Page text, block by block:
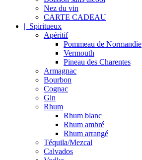
Nez du vin
CARTE CADEAU
| Spiritueux
Apéritif
Pommeau de Normandie
Vermouth
Pineau des Charentes
Armagnac
Bourbon
Cognac
Gin
Rhum
Rhum blanc
Rhum ambré
Rhum arrangé
Téquila/Mezcal
Calvados